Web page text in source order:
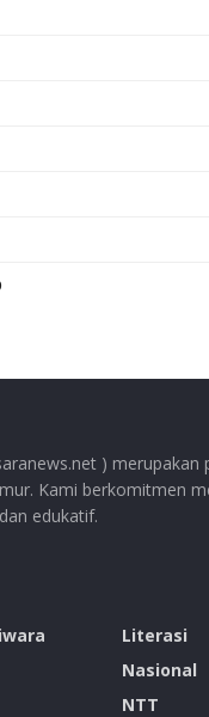
) merupakan
Kami berkomitmen
edukatif.
Literasi
Nasional
NTT